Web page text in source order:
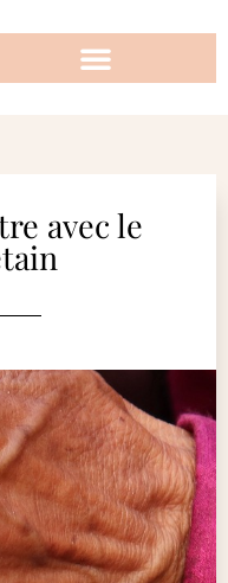
avec le